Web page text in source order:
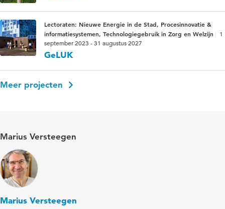
Lectoraten: Nieuwe Energie in de Stad, Procesinnovatie &
informatiesystemen, Technologiegebruik in Zorg en Welzijn
1
september 2023 - 31 augustus 2027
GeLUK
Meer projecten
Marius Versteegen
Marius Versteegen